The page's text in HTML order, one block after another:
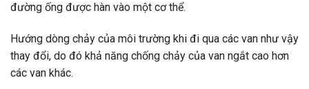
đường ống được hàn vào một cơ thể.
Hướng dòng chảy của môi trường khi đi qua các van như vậy
thay đổi, do đó khả năng chống chảy của van ngắt cao hơn
các van khác.